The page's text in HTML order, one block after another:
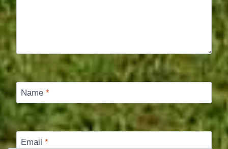
Name *
Email *